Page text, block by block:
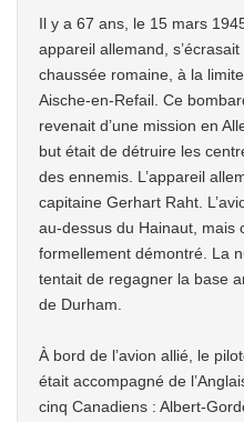
Il y a 67 ans, le 15 mars
appareil allemand,
chaussée romaine, à la
Aische-en-Refail. Ce
revenait d’une mission en
but était de détruire les
des ennemis. L’appareil
capitaine Gerhart Raht.
au-dessus du Hainaut, mais
formellement démontré. La
tentait de regagner la base
de Durham.
À bord de l’avion allié, le
était accompagné de
cinq Canadiens : Albert-